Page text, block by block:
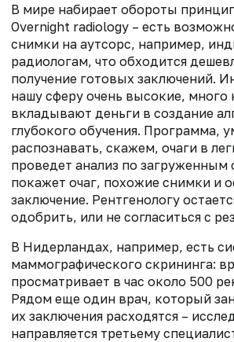
В мире набирает обороты
Overnight radiology – есть
снимки на аутсорс, например,
радиологам, что обходится
получение готовых заключений.
нашу сферу очень высокие, много
вкладывают деньги в создание
глубокого обучения. Программа,
распознавать, скажем, очаги в
проведет анализ по загруженным
покажет очаг, похожие снимки и
заключение. Рентгенологу
одобрить, или не согласиться с
В Нидерландах, например, есть
маммографического скрининга:
просматривает в час около 500
Рядом еще один врач, который
их заключения расходятся –
направляется третьему